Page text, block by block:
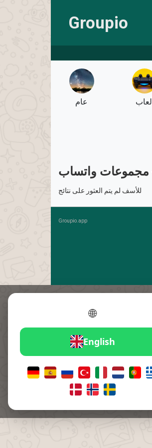
Groupio
عام ألعاب
للأسف لم يتم العثور على نتائج
Groupio.app
🌐
English